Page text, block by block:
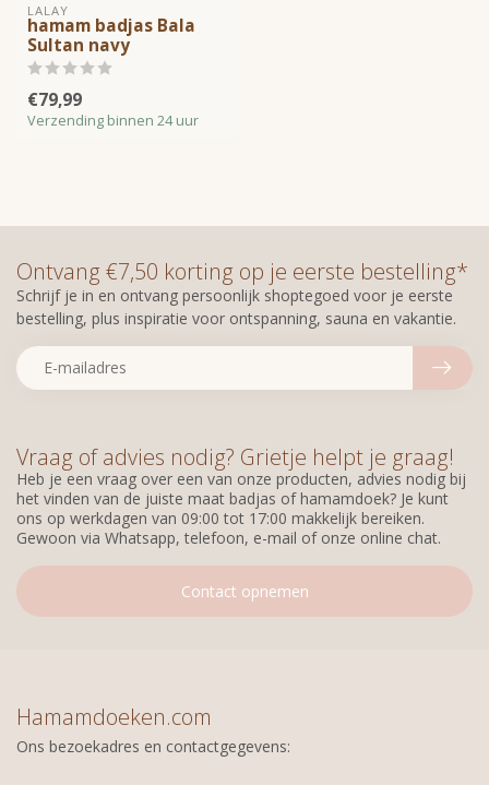
LALAY
hamam badjas Bala
Sultan navy
€79,99
Verzending binnen 24 uur
Vraag of advies nodig? Grietje helpt je graag!
Heb je een vraag over een van onze producten, advies nodig bij
het vinden van de juiste maat badjas of hamamdoek? Je kunt
ons op werkdagen van 09:00 tot 17:00 makkelijk bereiken.
Gewoon via Whatsapp, telefoon, e-mail of onze online chat.
Contact opnemen
Ontvang €7,50 korting op je eerste bestelling*
Schrijf je in en ontvang persoonlijk shoptegoed voor je eerste
bestelling, plus inspiratie voor ontspanning, sauna en vakantie.
Hamamdoeken.com
Ons bezoekadres en contactgegevens: